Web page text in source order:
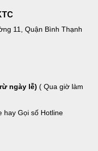
11, Quận Bình Thạnh
ngày lễ) ( Qua giờ làm
hay Gọi số Hotline